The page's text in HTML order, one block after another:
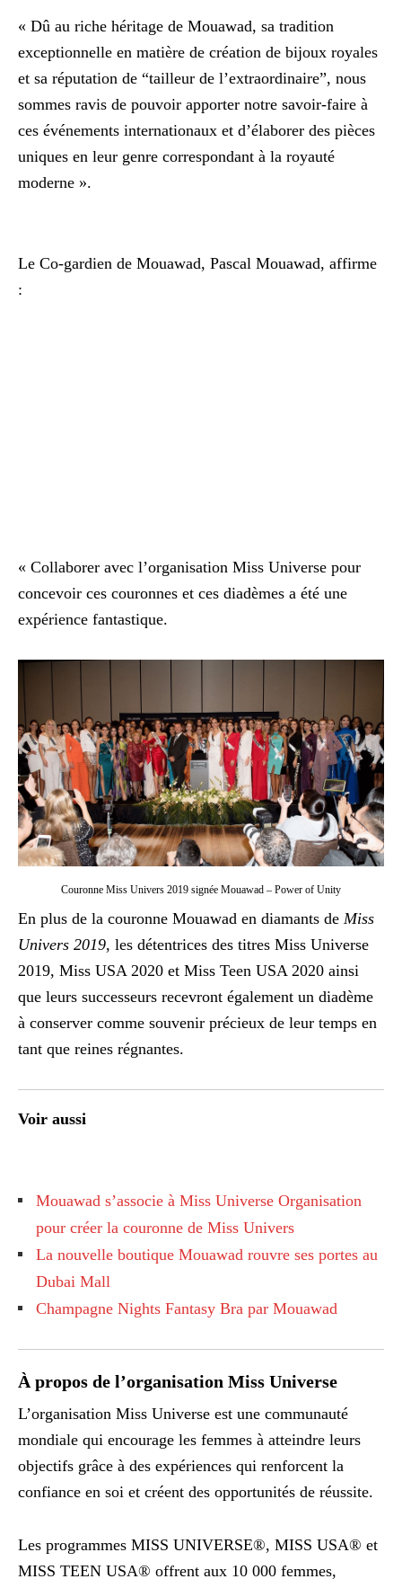
« Dû au riche héritage de Mouawad, sa tradition
exceptionnelle en matière de création de bijoux royales
et sa réputation de “tailleur de l’extraordinaire”, nous
sommes ravis de pouvoir apporter notre savoir-faire à
ces événements internationaux et d’élaborer des pièces
uniques en leur genre correspondant à la royauté
moderne ».
Le Co-gardien de Mouawad, Pascal Mouawad, affirme
:
« Collaborer avec l’organisation Miss Universe pour
concevoir ces couronnes et ces diadèmes a été une
expérience fantastique.
Couronne Miss Univers 2019 signée Mouawad – Power of Unity
En plus de la couronne Mouawad en diamants de Miss
Univers 2019, les détentrices des titres Miss Universe
2019, Miss USA 2020 et Miss Teen USA 2020 ainsi
que leurs successeurs recevront également un diadème
à conserver comme souvenir précieux de leur temps en
tant que reines régnantes.
Voir aussi
Mouawad s’associe à Miss Universe Organisation
pour créer la couronne de Miss Univers
La nouvelle boutique Mouawad rouvre ses portes au
Dubai Mall
Champagne Nights Fantasy Bra par Mouawad
À propos de l’organisation Miss Universe
L’organisation Miss Universe est une communauté
mondiale qui encourage les femmes à atteindre leurs
objectifs grâce à des expériences qui renforcent la
confiance en soi et créent des opportunités de réussite.
Les programmes MISS UNIVERSE®, MISS USA® et
MISS TEEN USA® offrent aux 10 000 femmes,